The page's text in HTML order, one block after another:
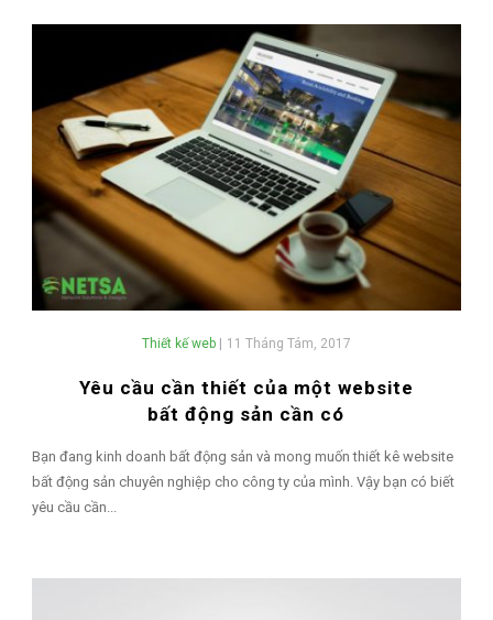
Thiết kế web| 11 Tháng Tám, 2017
Yêu cầu cần thiết của một website
bất động sản cần có
Bạn đang kinh doanh bất động sản và mong muốn thiết kê website
bất động sản chuyên nghiệp cho công ty của mình. Vậy bạn có biết
yêu cầu cần...